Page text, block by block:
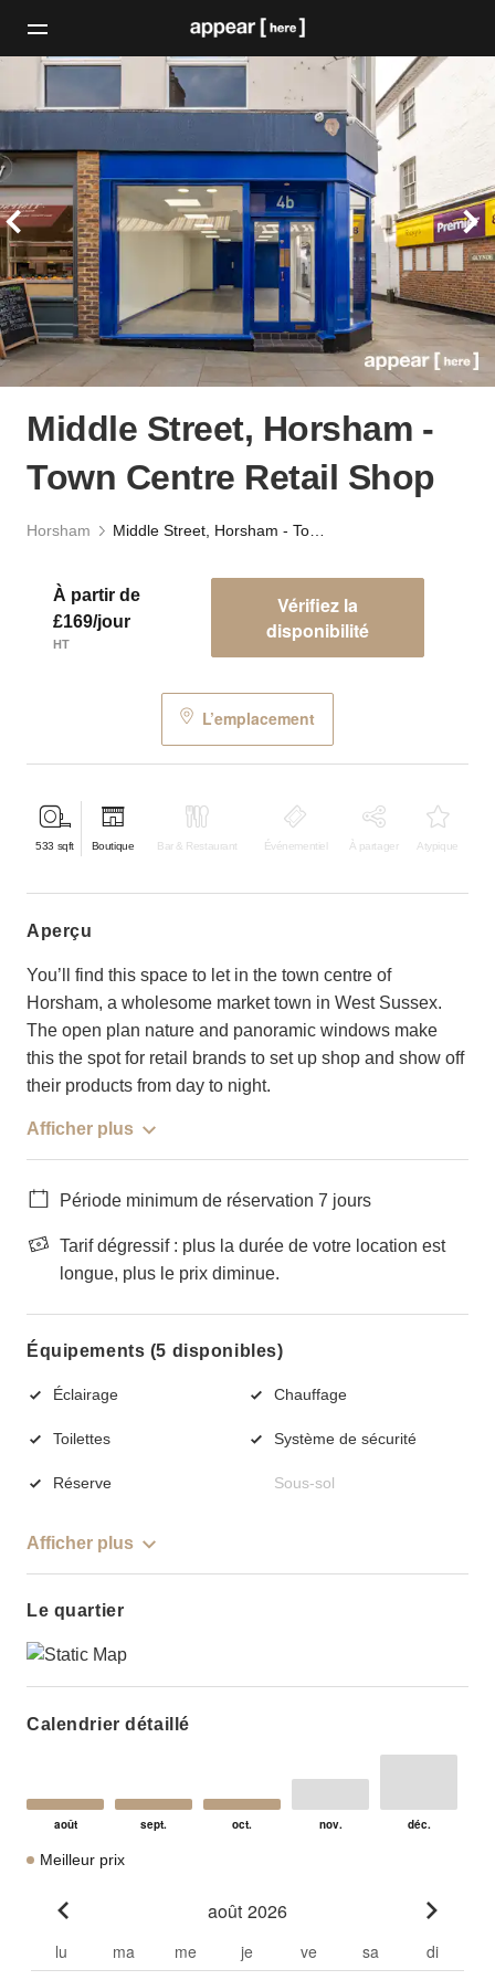
Middle Street, Horsham -
Town Centre Retail Shop
Horsham
À partir de
£169/jour
HT
Vérifiez la
disponibilité
L’emplacement
533 sqft Boutique Bar & Restaurant Événementiel À partager Atypique
aperçu
You’ll find this space to let in the town centre of
Horsham, a wholesome market town in West Sussex.
The open plan nature and panoramic windows make
this the spot for retail brands to set up shop and show off
their products from day to night.
Afficher plus
Période minimum de réservation 7 jours
Tarif dégressif : plus la durée de votre location est
longue, plus le prix diminue.
Équipements (5 disponibles)
Éclairage Chauffage
Toilettes Système de sécurité
Réserve Sous-sol
Afficher plus
Le quartier
Calendrier détaillé
Meilleur prix
août 2026
lu ma me je ve sa di